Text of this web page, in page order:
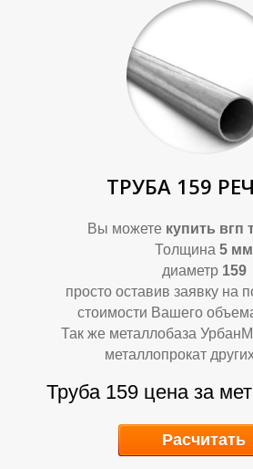
Ф
ТРУБА 159
Вы можете купить вгп
Толщина 5 мм
диаметр 159
просто оставив заявку на
стоимости Вашего
Так же металлобаза
металлопрокат
Труба 159 цена за
Расчитать
Ф